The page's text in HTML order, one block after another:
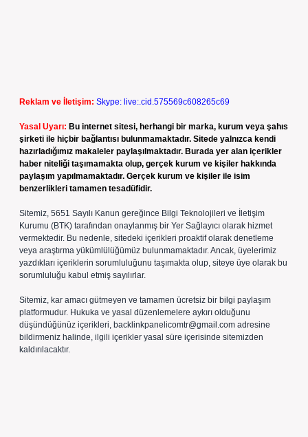
Reklam ve İletişim: Skype: live:.cid.575569c608265c69
Yasal Uyarı: Bu internet sitesi, herhangi bir marka, kurum veya şahıs
şirketi ile hiçbir bağlantısı bulunmamaktadır. Sitede yalnızca kendi
hazırladığımız makaleler paylaşılmaktadır. Burada yer alan içerikler
haber niteliği taşımamakta olup, gerçek kurum ve kişiler hakkında
paylaşım yapılmamaktadır. Gerçek kurum ve kişiler ile isim
benzerlikleri tamamen tesadüfidir.
Sitemiz, 5651 Sayılı Kanun gereğince Bilgi Teknolojileri ve İletişim
Kurumu (BTK) tarafından onaylanmış bir Yer Sağlayıcı olarak hizmet
vermektedir. Bu nedenle, sitedeki içerikleri proaktif olarak denetleme
veya araştırma yükümlülüğümüz bulunmamaktadır. Ancak, üyelerimiz
yazdıkları içeriklerin sorumluluğunu taşımakta olup, siteye üye olarak bu
sorumluluğu kabul etmiş sayılırlar.
Sitemiz, kar amacı gütmeyen ve tamamen ücretsiz bir bilgi paylaşım
platformudur. Hukuka ve yasal düzenlemelere aykırı olduğunu
düşündüğünüz içerikleri, backlinkpanelicomtr@gmail.com adresine
bildirmeniz halinde, ilgili içerikler yasal süre içerisinde sitemizden
kaldırılacaktır.